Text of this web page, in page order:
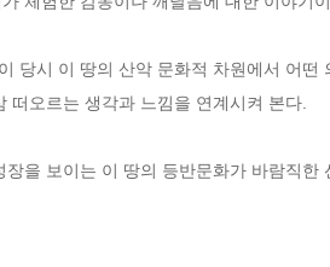
당시 이 땅의 산악 문화적 차원에서 어
떠오르는 생각과 느낌을 연계시켜 본다.
장을 보이는 이 땅의 등반문화가 바람직